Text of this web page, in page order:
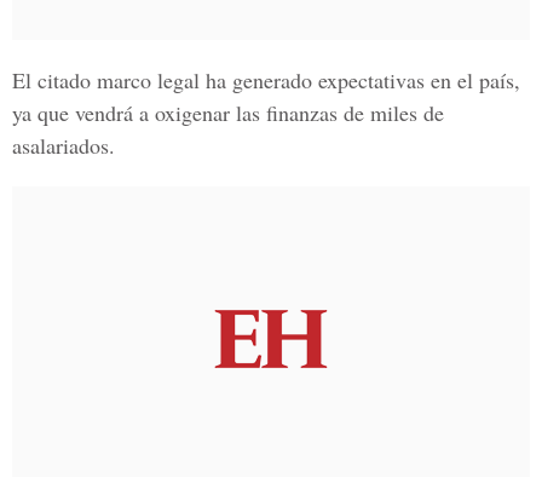
El citado marco legal ha generado expectativas en el país,
ya que vendrá a oxigenar las finanzas de miles de
asalariados.